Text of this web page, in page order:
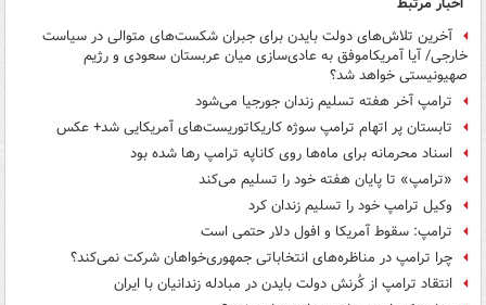
آخرین تلاش‌های دولت بایدن برای جبران شکست‌های متوالی در سیاست
خارجی/ آیا آمریکاموفق به عادی‌سازی میان عربستان سعودی و رژیم
صهیونیستی خواهد شد؟
ترامپ آخر هفته تسلیم زندان جورجیا می‌شود
تابستان پر اتهام ترامپ سوژه کاریکاتوریست‌های آمریکایی شد+ عکس
اسناد محرمانه برای ماه‌ها روی کاناپه ترامپ رها شده بود
«ترامپ» تا پایان هفته خود را تسلیم می‌کند
وکیل ترامپ خود را تسلیم زندان کرد
ترامپ: سقوط آمریکا و افول دلار حتمی است
چرا ترامپ در مناظره‌های انتخاباتی جمهوری‌خواهان شرکت نمی‌کند؟
انتقاد ترامپ از کُرنش دولت بایدن در مبادله زندانیان با ایران